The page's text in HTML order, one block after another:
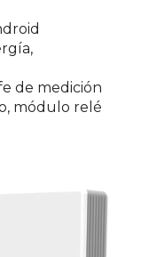
de medición
módulo relé